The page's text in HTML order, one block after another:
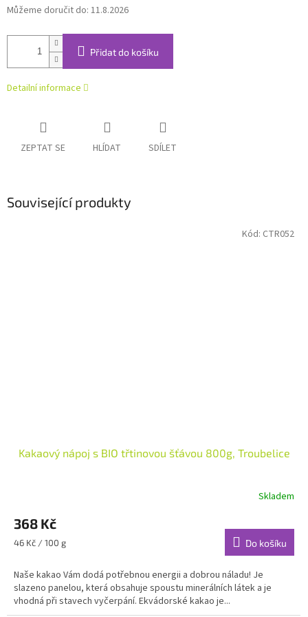
Můžeme doručit do: 11.8.2026
Přidat do košíku
Detailní informace
ZEPTAT SE HLÍDAT SDÍLET
Související produkty
Kakaový nápoj s BIO třtinovou šťávou 800g, Troubelice
Skladem
368 Kč
Měrná
46 Kč / 100 g Do košíku
Naše kakao Vám dodá potřebnou energii a dobrou náladu! Je
slazeno panelou, která obsahuje spoustu minerálních látek a je
vhodná při stavech vyčerpání. Ekvádorské kakao je...
Kód: CTR052